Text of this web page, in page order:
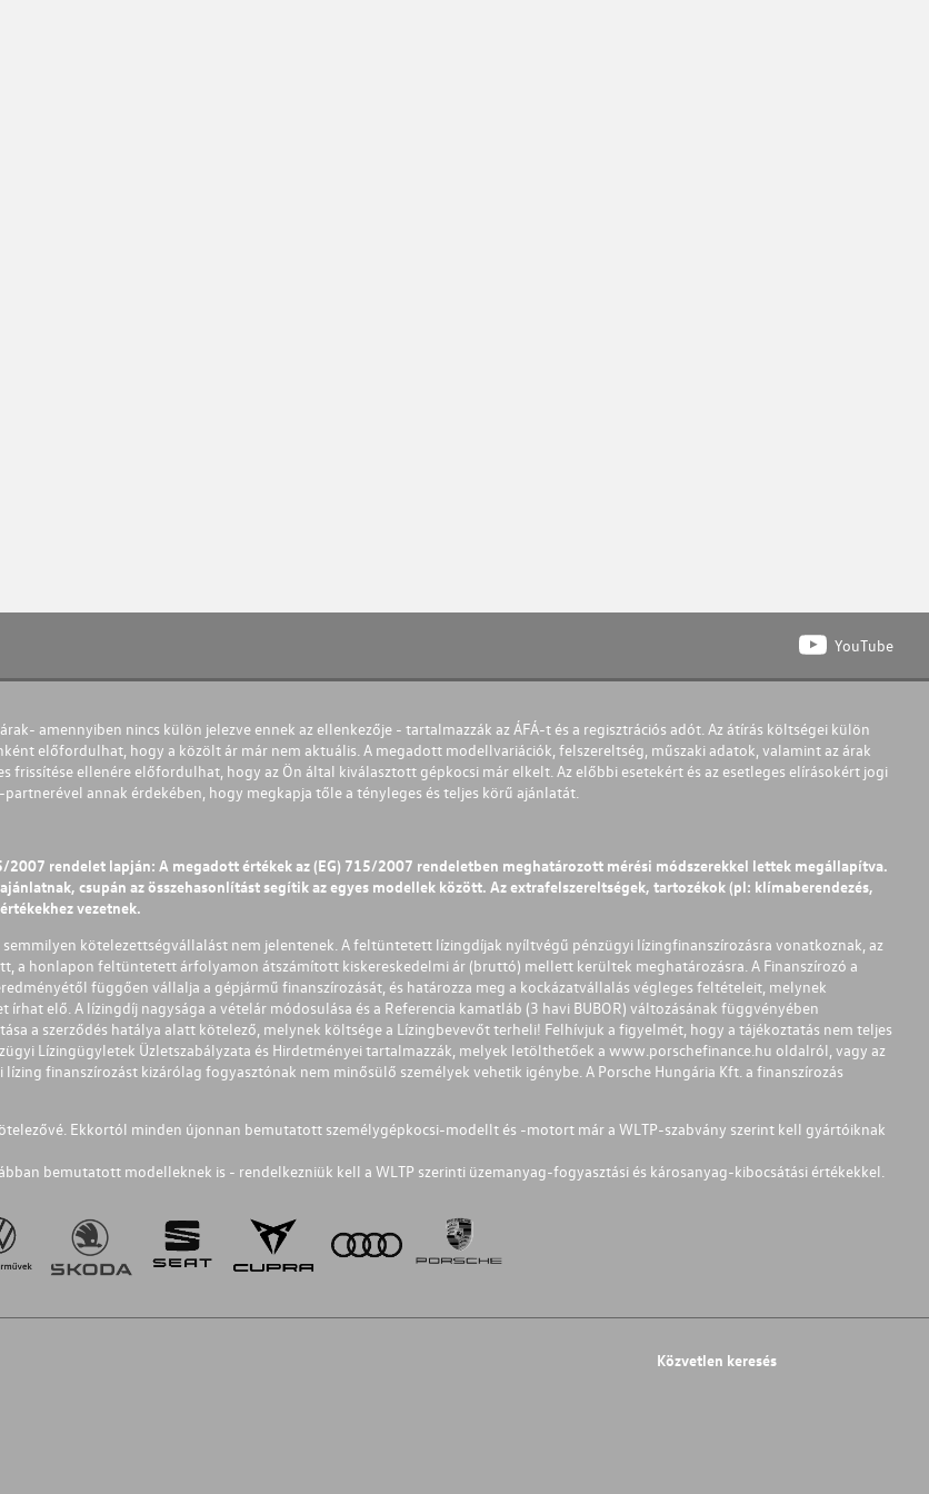
YouTube
amennyiben nincs külön jelezve ennek az ellenkezője - tartalmazzák az ÁFÁ-t és a regisztrációs adót. Az átírás költségei külön
előfordulhat, hogy a közölt ár már nem aktuális. A megadott modellvariációk, felszereltség, műszaki adatok, valamint az árak
ellenére előfordulhat, hogy az Ön által kiválasztott gépkocsi már elkelt. Az előbbi esetekért és az esetleges elírásokért jogi
annak érdekében, hogy megkapja tőle a tényleges és teljes körű ajánlatát.
2007 rendelet lapján: A megadott értékek az (EG) 715/2007 rendeletben meghatározott mérési módszerekkel lettek megállapítva.
csupán az összehasonlítást segítik az egyes modellek között. Az extrafelszereltségek, tartozékok (pl: klímaberendezés,
vezetnek.
kötelezettségvállalást nem jelentenek. A feltüntetett lízingdíjak nyíltvégű pénzügyi lízingfinanszírozásra vonatkoznak, az
a honlapon feltüntetett árfolyamon átszámított kiskereskedelmi ár (bruttó) mellett kerültek meghatározásra. A Finanszírozó a
függően vállalja a gépjármű finanszírozását, és határozza meg a kockázatvállalás végleges feltételeit, melynek
elő. A lízingdíj nagysága a vételár módosulása és a Referencia kamatláb (3 havi BUBOR) változásának függvényében
a szerződés hatálya alatt kötelező, melynek költsége a Lízingbevevőt terheli! Felhívjuk a figyelmét, hogy a tájékoztatás nem teljes
Lízingügyletek Üzletszabályzata és Hirdetményei tartalmazzák, melyek letölthetőek a www.porschefinance.hu oldalról, vagy az
finanszírozást kizárólag fogyasztónak nem minősülő személyek vehetik igénybe. A Porsche Hungária Kft. a finanszírozás
Ekkortól minden újonnan bemutatott személygépkocsi-modellt és -motort már a WLTP-szabvány szerint kell gyártóiknak
bemutatott modelleknek is - rendelkezniük kell a WLTP szerinti üzemanyag-fogyasztási és károsanyag-kibocsátási értékekkel.
Közvetlen keresés